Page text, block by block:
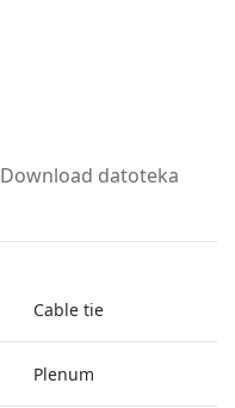
Download datoteka
Cable tie
Plenum